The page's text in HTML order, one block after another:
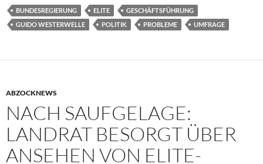
BUNDESREGIERUNG ELITE
GESCHÄFTSFÜHRUNG
GUIDO WESTERWELLE
POLITIK PROBLEME UMFRAGE
ABZOCKNEWS
NACH SAUFGELAGE:
LANDRAT BESORGT ÜBER
ANSEHEN VON ELITE-